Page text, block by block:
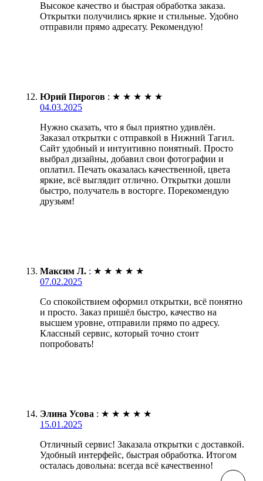
Высокое качество и быстрая обработка заказа.
Открытки получились яркие и стильные. Удобно
отправили прямо адресату. Рекомендую!
Юрий Пирогов : ★ ★ ★ ★ ★
04.03.2025
Нужно сказать, что я был приятно удивлён.
Заказал открытки с отправкой в Нижний Тагил.
Сайт удобный и интуитивно понятный. Просто
выбрал дизайны, добавил свои фотографии и
оплатил. Печать оказалась качественной, цвета
яркие, всё выглядит отлично. Открытки дошли
быстро, получатель в восторге. Порекомендую
друзьям!
Максим Л. : ★ ★ ★ ★ ★
07.02.2025
Со спокойствием оформил открытки, всё понятно
и просто. Заказ пришёл быстро, качество на
высшем уровне, отправили прямо по адресу.
Классный сервис, который точно стоит
попробовать!
Элина Усова : ★ ★ ★ ★ ★
15.01.2025
Отличный сервис! Заказала открытки с доставкой.
Удобный интерфейс, быстрая обработка. Итогом
осталась довольна: всегда всё качественно!